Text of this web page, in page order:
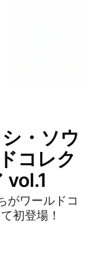
・ソウ
コレク
vol.1
がワールドコ
初登場！